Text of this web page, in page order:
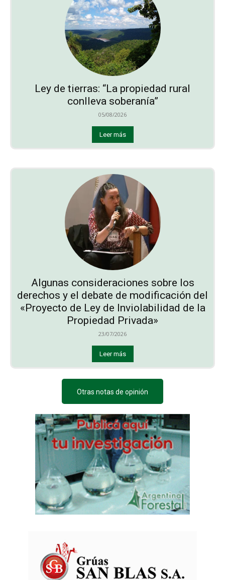
Ley de tierras: “La propiedad rural
conlleva soberanía”
05/08/2026
Leer más
Algunas consideraciones sobre los
derechos y el debate de modificación del
«Proyecto de Ley de Inviolabilidad de la
Propiedad Privada»
23/07/2026
Leer más
Otras notas de opinión